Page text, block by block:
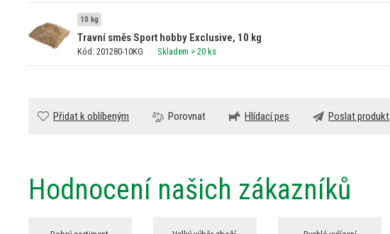
10 kg
Travní směs Sport hobby Exclusive, 10 kg
Kód: 201280-10KG Skladem > 20 ks
Přidat k oblíbeným Porovnat Hlídací pes Poslat produkt
Hodnocení našich zákazníků